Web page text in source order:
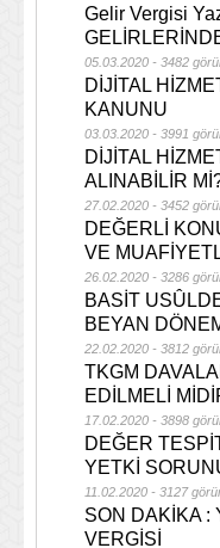
Gelir Vergisi
05.03.2020 - 3482
DİJİTAL
KANUNU
03.03.2020 - 3991
DİJİTAL
ALINABİLİR
27.02.2020 - 3452
DEĞERLİ
VE
26.02.2020 - 3286
BASİT
BEYAN
22.02.2020 - 3812
TKGM
EDİLMELİ
17.02.2020 - 3898
DEĞER
YETKİ
11.02.2020 - 3127
SON DAKİKA :
VERGİSİ